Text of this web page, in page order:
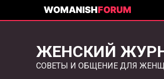
WOMANISHFORUM
ЖЕНСКИЙ
СОВЕТЫ И ОБЩЕНИЕ ДЛЯ